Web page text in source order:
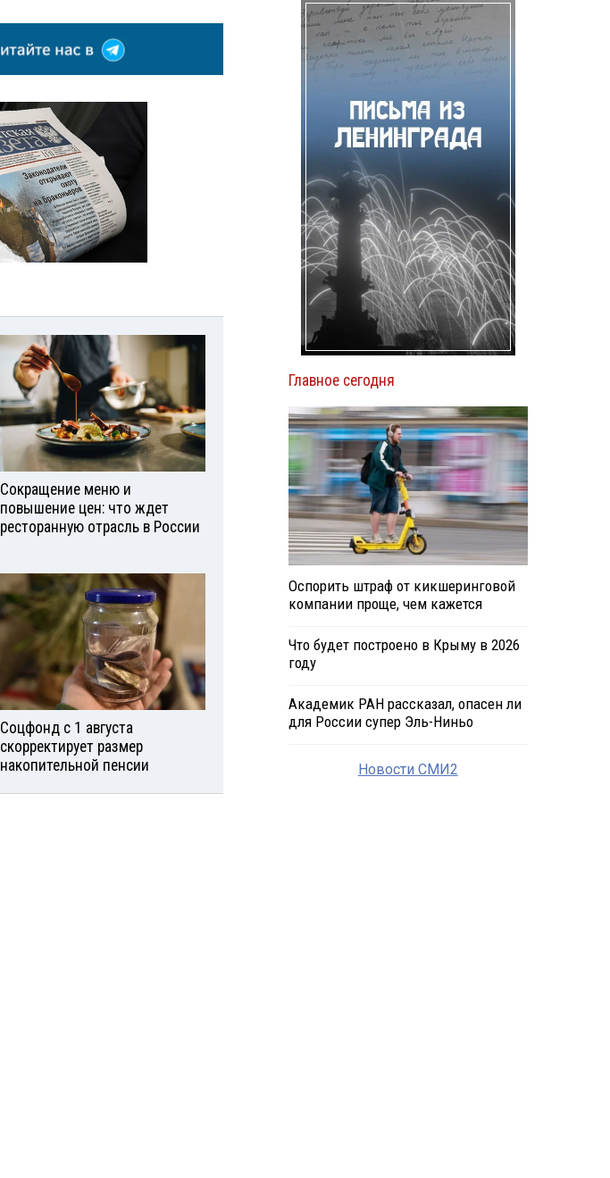
Сокращение меню и
повышение цен: что ждет
ресторанную отрасль в России
Соцфонд с 1 августа
скорректирует размер
накопительной пенсии
Главное сегодня
Оспорить штраф от кикшеринговой
компании проще, чем кажется
Что будет построено в Крыму в 2026
году
Академик РАН рассказал, опасен ли
для России супер Эль-Ниньо
Новости СМИ2